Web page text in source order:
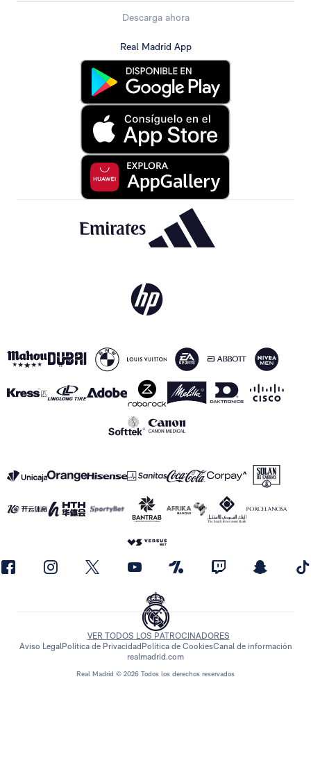
Descarga ahora
Real Madrid App
Real Madrid © 2026 Todos los derechos reservados
VER TODOS LOS PATROCINADORES
Aviso LegalPolítica de Privacidad Política de CookiesCanal de información
realmadrid.com